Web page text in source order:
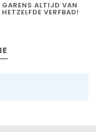
GARENS ALTIJD VAN
HETZELFDE VERFBAD!